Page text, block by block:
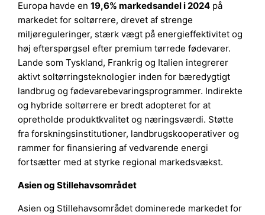
Europa havde en19,6% markedsandel i 2024 på
markedet for soltørrere, drevet af strenge
miljøreguleringer, stærk vægt på energieffektivitet og
høj efterspørgsel efter premium tørrede fødevarer.
Lande som Tyskland, Frankrig og Italien integrerer
aktivt soltørringsteknologier inden for bæredygtigt
landbrug og fødevarebevaringsprogrammer. Indirekte
og hybride soltørrere er bredt adopteret for at
opretholde produktkvalitet og næringsværdi. Støtte
fra forskningsinstitutioner, landbrugskooperativer og
rammer for finansiering af vedvarende energi
fortsætter med at styrke regional markedsvækst.
Asien og Stillehavsområdet
Asien og Stillehavsområdet dominerede markedet for